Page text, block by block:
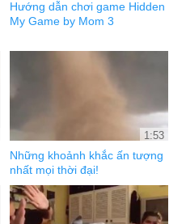
Hướng dẫn chơi game Hidden
My Game by Mom 3
1:53
Những khoảnh khắc ấn tượng
nhất mọi thời đại!